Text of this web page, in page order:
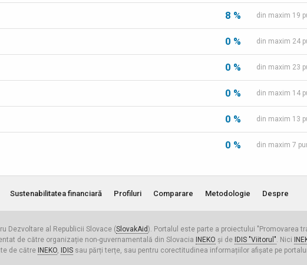
8 % din maxim 19
0 % din maxim 24
0 % din maxim 23
0 % din maxim 14
0 % din maxim 13
0 % din maxim 7
Sustenabilitatea financiară Profiluri Comparare Metodologie Despre
Dezvoltare al Republicii Slovace (SlovakAid ). Portalul este parte a proiectului "Promovarea
de către organizație non-guvernamentală din Slovacia
INEKO și de IDIS "Viitorul". Nici
de către INEKO, IDISsau părți terțe, sau pentru corectitudinea informațiilor afișate pe